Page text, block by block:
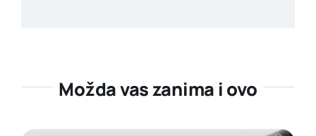
Možda vas zanima i ovo